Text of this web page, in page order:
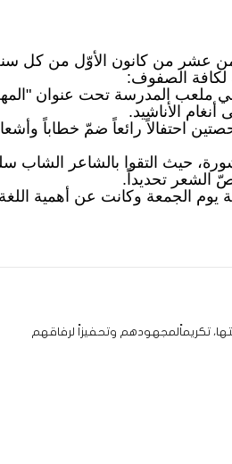
عشر من كانون الأوّل من كل
لكافة الصفوف:
المدرسة تحت عنوان
الأناشيد.
احتفالاً رائعاً ضمّ خطاباً
حيث التقوا بالشاعر الشاب
الشعر تحديداً.
الجمعة وكانت عن أهمية اللغة
تكريماًلمجهودهم وتحفيزاً لرفاقهم